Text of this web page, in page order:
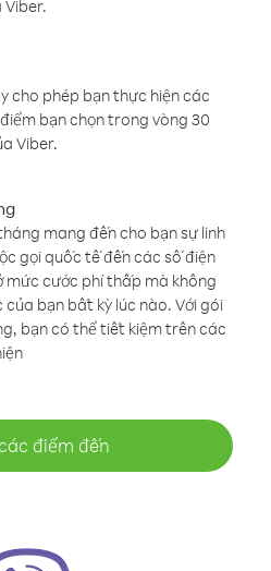
Viber.
cho phép bạn thực hiện các
bạn chọn trong vòng 30
Viber.
mang đến cho bạn sự linh
gọi quốc tế đến các số điện
mức cước phí thấp mà không
bạn bất kỳ lúc nào. Với gói
bạn có thể tiết kiệm trên các
điểm đến